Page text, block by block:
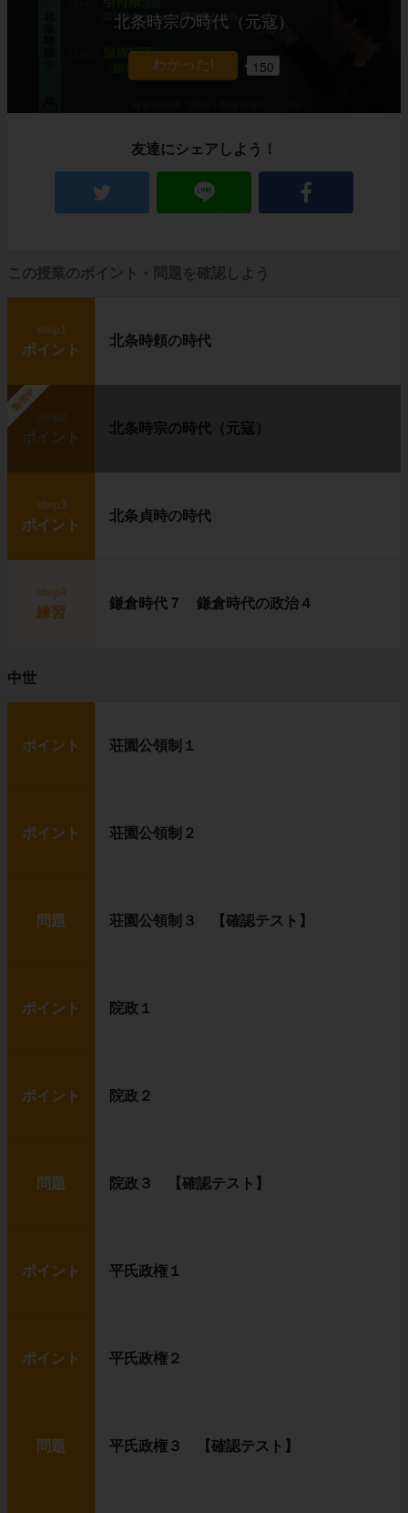
北条時宗の時代（元寇）
150
友達にシェアしよう！
この授業のポイント・問題を確認しよう
step1
ポイント
北条時頼の時代
勉強中
ポイント
北条時宗の時代（元寇）
step3
ポイント
北条貞時の時代
step4
練習
鎌倉時代７ 鎌倉時代の政治４
中世
ポイント 荘園公領制１
ポイント 荘園公領制２
問題 荘園公領制３ 【確認テスト】
ポイント 院政１
ポイント 院政２
問題 院政３ 【確認テスト】
ポイント 平氏政権１
ポイント 平氏政権２
問題 平氏政権３ 【確認テスト】